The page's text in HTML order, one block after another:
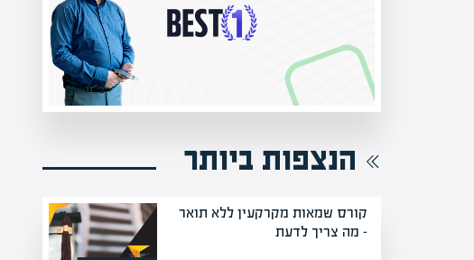
הקריירה החדשה
הנצפות ביותר
קורס שמאות מקרקעין ללא תואר
– מה צריך לדעת